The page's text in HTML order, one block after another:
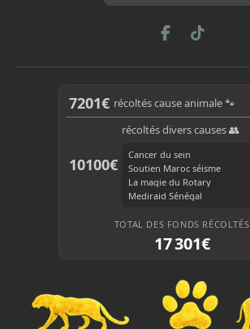
F
c
o
T
k
o
7201€ récoltés cause animale 🐾
10100€
récoltés divers causes 👥
Cancer du sein
Soutien Maroc séisme
La magie du Rotary
Mediraid Sénégal
TOTAL DES FONDS RÉCOLTÉS
17 301€